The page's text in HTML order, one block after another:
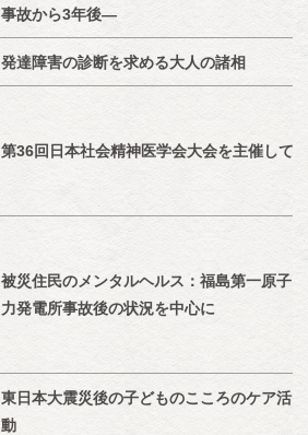
事故から3年後―
発達障害の診断を求める大人の諸相
第36回日本社会精神医学会大会を主催して
被災住民のメンタルヘルス：福島第一原子
力発電所事故後の状況を中心に
東日本大震災後の子どものこころのケア活
動